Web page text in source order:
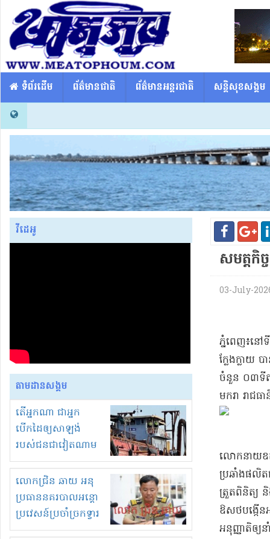
​​ ទំព័រដើម ព័ត៌មានជាតិ ព័ត៌មានអន្តរជាតិ សន្តិសុខសង្គម
វីដេអូ
តាមដានសង្គម
តើអ្នកណា ជាអ្នក
បើកដៃឲ្យសាឡង់
របស់ជនជាវៀតណាម
ចូល មកខុស
ច្បាប់លួចបូមខ្សាច់នៅ
ក្នុងប្រទេសកម្ពុជា
លោកជ្រិន ឆាយ អនុ
ប្រធាននគរបាលអន្តោ
ប្រវេសន៍ប្រចាំច្រកទ្វារ
ព្រំដែនភ្នំឌិន និងឈ្មួញ
សម​ត្ត​កិ
03-July-
ភ្នំពេញ​៖​នៅ​
ក្លែងក្លាយ
ចំនួន ០៣​ទីត
មករា រាជធ
លោកនាយ​ឧ​ត្
ប្រឆាំង​ផលិត
ត្រួតពិនិត្យ
ឱសថ​បង្កើន​
អនុញ្ញាតិ​ឲ្យ​